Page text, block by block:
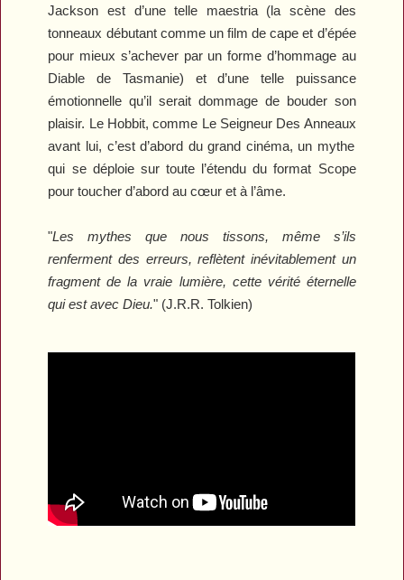
Jackson est d’une telle maestria (la scène des
tonneaux débutant comme un film de cape et d’épée
pour mieux s’achever par un forme d’hommage au
Diable de Tasmanie) et d’une telle puissance
émotionnelle qu’il serait dommage de bouder son
plaisir. Le Hobbit, comme Le Seigneur Des Anneaux
avant lui, c’est d’abord du grand cinéma, un mythe
qui se déploie sur toute l’étendu du format Scope
pour toucher d’abord au cœur et à l’âme.
"Les mythes que nous tissons, même s’ils
renferment des erreurs, reflètent inévitablement un
fragment de la vraie lumière, cette vérité éternelle
qui est avec Dieu." (J.R.R. Tolkien)